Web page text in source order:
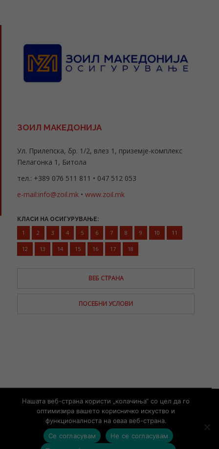
ЗОИЛ МАКЕДОНИЈА
Ул. Прилепска, бр. 1/2, влез 1, приземје-комплекс
Пелагонка 1, Битола
тел.: +389 076 511 811 • 047 512 053
e-mail:info@zoil.mk • www.zoil.mk
КЛАСИ НА ОСИГУРУВАЊЕ:
1 2 3 4 5 6 7 8 9 10 11
12 13 14 15 16 17 18
ВЕБ СТРАНА
ПОСЕБНИ УСЛОВИ
© Copyright 2019 – Developed byUNET
Информации од јавен карактер
contact@aso.mk
Нашата веб-страна користи „колачиња“ со цел да го
оптимизира вашето корисничко искуство и
функционалноста на оваа веб-страна.
Се согласувам
Не се согласувам